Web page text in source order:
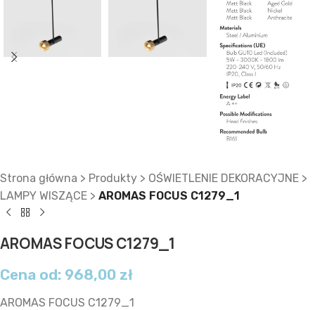
Strona główna > Produkty > OŚWIETLENIE DEKORACYJNE >
LAMPY WISZĄCE > AROMAS FOCUS C1279_1
AROMAS FOCUS C1279_1
Cena od: 968,00 zł
AROMAS FOCUS C1279_1